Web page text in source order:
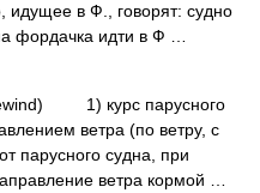
идущее в Ф., говорят: судно
фордачка идти в Ф …
1) курс парусного
ветра (по ветру, с
парусного судна, при
ветра кормой …